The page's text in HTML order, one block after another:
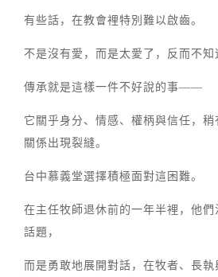
有些話，在教會裡特別難以啟齒。
不是沒有愛，而是太愛了，反而不知
傳承就是這樣一件不好說的事——
它關乎身分、情感、權柄與信任，
關係出現裂縫。
台中慕義堂選擇積極面對這困難。
在主任牧師退休前的一年半裡，他
話題，
而是勇敢地展開對話，在牧者、長